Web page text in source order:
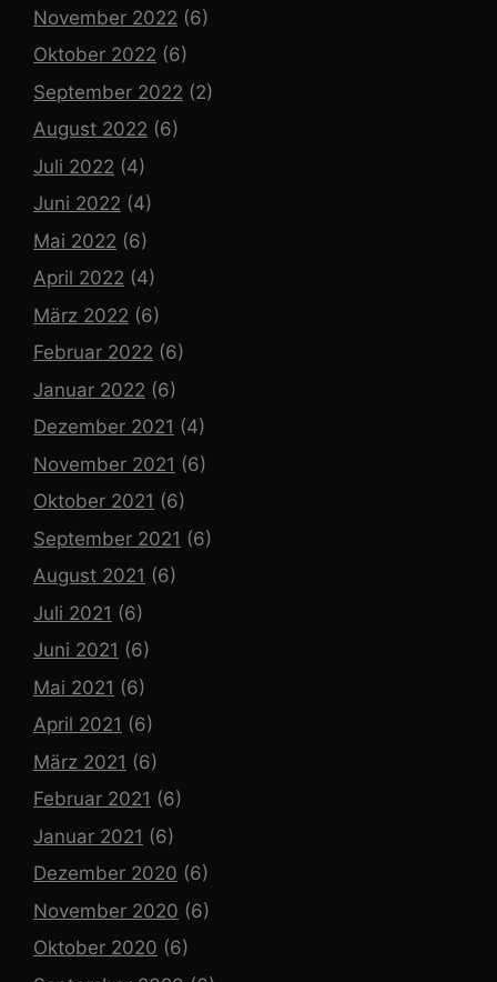
November 2022 (6)
Oktober 2022 (6)
September 2022 (2)
August 2022 (6)
Juli 2022 (4)
Juni 2022 (4)
Mai 2022 (6)
April 2022 (4)
März 2022 (6)
Februar 2022 (6)
Januar 2022 (6)
Dezember 2021 (4)
November 2021 (6)
Oktober 2021 (6)
September 2021 (6)
August 2021 (6)
Juli 2021 (6)
Juni 2021 (6)
Mai 2021 (6)
April 2021 (6)
März 2021 (6)
Februar 2021 (6)
Januar 2021 (6)
Dezember 2020 (6)
November 2020 (6)
Oktober 2020 (6)